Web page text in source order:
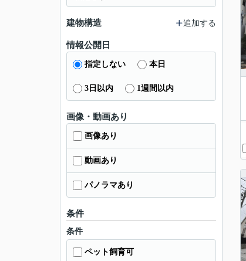
建物構造 追加する
情報公開日
指定しない 本日
3日以内 1週間以内
画像・動画あり
画像あり
動画あり
パノラマあり
条件
条件
ペット飼育可